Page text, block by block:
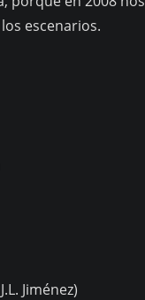
escenarios.
Jiménez)